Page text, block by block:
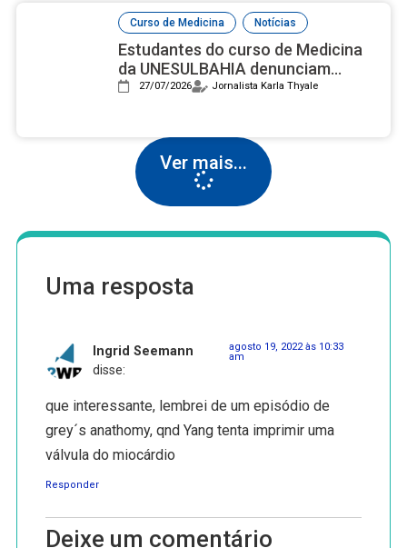
Curso de Medicina , Notícias
Estudantes do curso de Medicina
da UNESULBAHIA denunciam
assédio institucional e reprovações
27/07/2026 Jornalista Karla Thyale
Ver mais...
Uma resposta
Ingrid Seemann
disse:
agosto 19, 2022 às 10:33
am
que interessante, lembrei de um episódio de
grey´s anathomy, qnd Yang tenta imprimir uma
válvula do miocárdio
Responder
Deixe um comentário